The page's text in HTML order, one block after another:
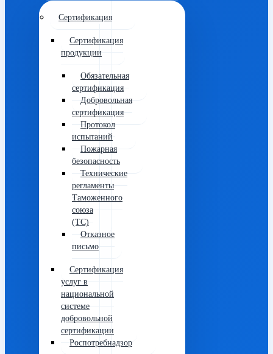
Сертификация
Сертификация
продукции
Обязательная
сертификация
Добровольная
сертификация
Протокол
испытаний
Пожарная
безопасность
Технические
регламенты
Таможенного
союза
(ТС)
Отказное
письмо
Сертификация
услуг в
национальной
системе
добровольной
сертификации
Роспотребнадзор